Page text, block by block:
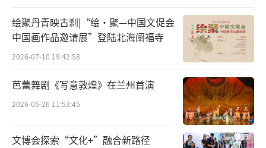
16452-闫奕霏
绘聚丹青映古刹|“绘·聚—中国文促会
中国画作品邀请展”登陆北海阐福寺
2026-07-10 19:42:58
芭蕾舞剧《写意敦煌》在兰州首演
2026-05-26 11:53:45
文博会探索“文化+”融合新路径